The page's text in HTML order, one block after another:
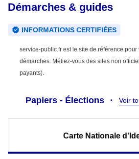
Démarches & guides
INFORMATIONS CERTIFIÉES
service-public.fr est le site de référence pour
démarches. Méfiez-vous des sites non
payants).
Papiers - Élections Voir
Carte Nationale